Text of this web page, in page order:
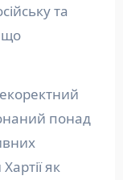
та
що
понад
як